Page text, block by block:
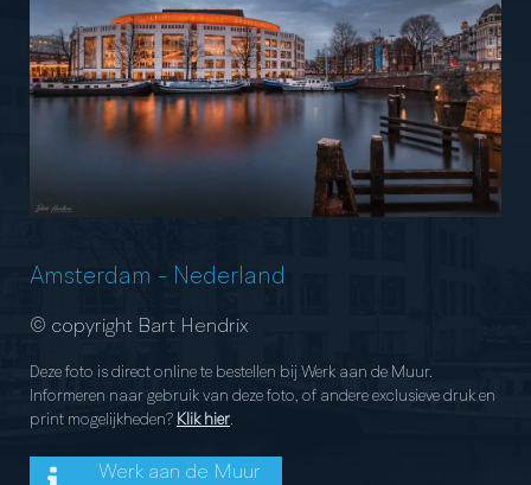
Amsterdam - Nederland
© copyright Bart Hendrix
Deze foto is direct online te bestellen bij Werk aan de Muur.
Informeren naar gebruik van deze foto, of andere exclusieve druk en
print mogelijkheden? Klik hier.
Werk aan de Muur